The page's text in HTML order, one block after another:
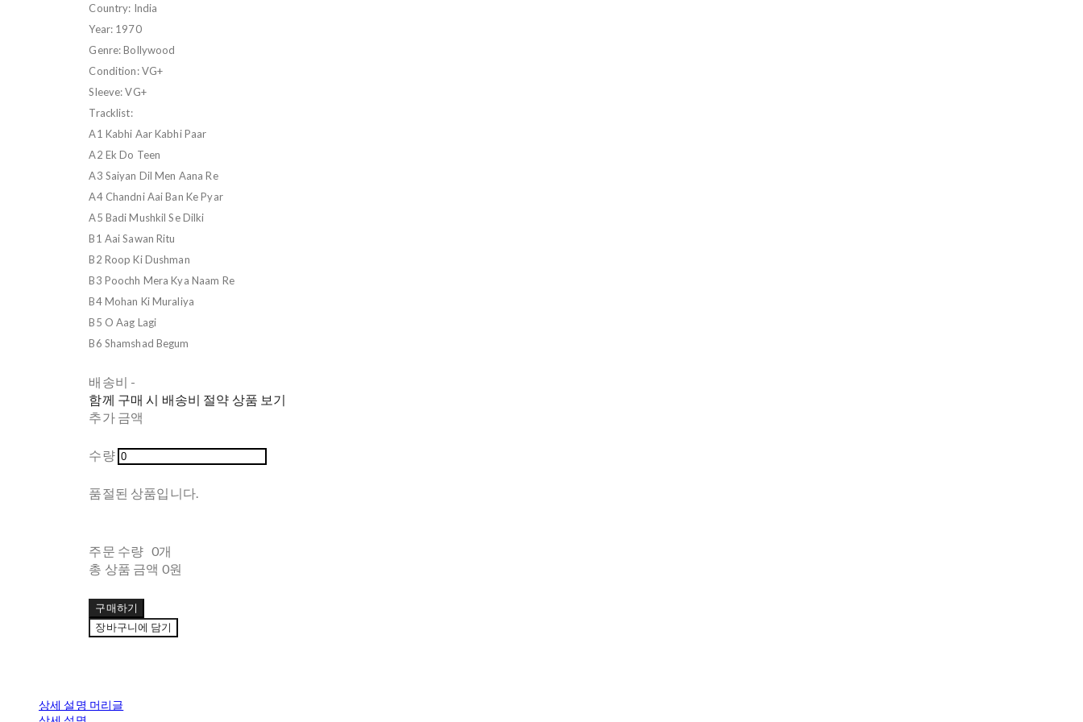
Country: India
Year: 1970
Genre: Bollywood
Condition: VG+
Sleeve: VG+
Tracklist:
A1 Kabhi Aar Kabhi Paar
A2 Ek Do Teen
A3 Saiyan Dil Men Aana Re
A4 Chandni Aai Ban Ke Pyar
A5 Badi Mushkil Se Dilki
B1 Aai Sawan Ritu
B2 Roop Ki Dushman
B3 Poochh Mera Kya Naam Re
B4 Mohan Ki Muraliya
B5 O Aag Lagi
B6 Shamshad Begum
배송비 -
함께 구매 시 배송비 절약 상품 보기
추가 금액
수량
품절된 상품입니다.
주문 수량 0개
총 상품 금액 0원
구매하기
장바구니에 담기
상세 설명 머리글